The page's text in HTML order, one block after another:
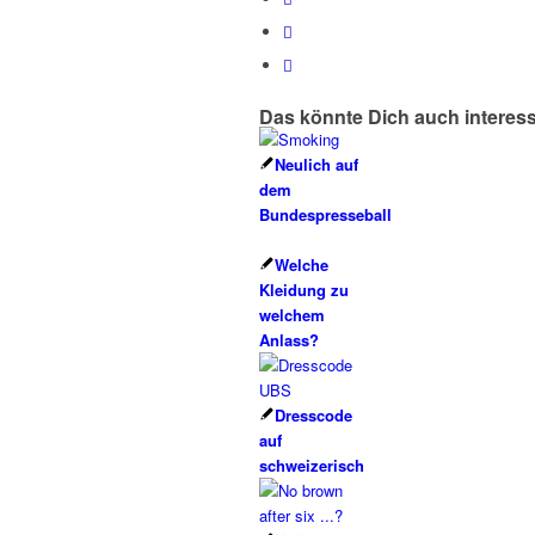
Das könnte Dich auch
Neulich auf
dem
Bundespresseball
Welche
Kleidung zu
welchem
Anlass?
Dresscode
auf
schweizerisch